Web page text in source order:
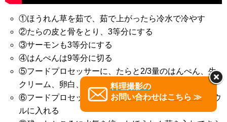
①ほうれん草を茹で、茹で上がったら冷水で冷やす
②たらの皮と骨をとり、3等分にする
③サーモンも3等分にする
④はんぺんは9等分に切る
⑤フードプロセッサーに、たらと2/3量のはんぺん、生
クリーム、卵白、塩を入れて混ぜる
⑥フードプロセッサーでよく混ぜたら、⑤の半量をボウ
ルに入れる
料理撮影の
お問い合わせはこちら ≫